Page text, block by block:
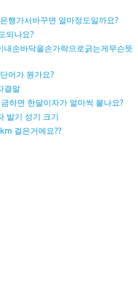
행가서바꾸면 얼마정도일까요?
되나요?
내손바닥을손가락으로긁는게무슨뜻
어가 뭔가요?
결말
하면 한달이자가 얼마씩 붙나요?
발기 성기 크기
걸은거에요??